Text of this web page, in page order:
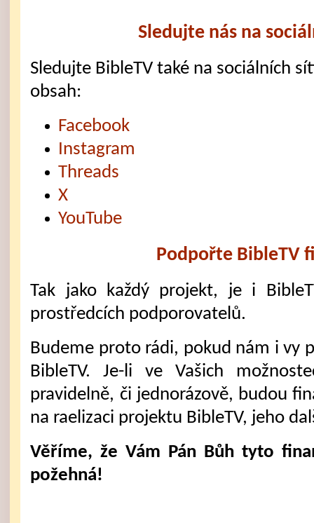
Sledujte nás na
Sledujte BibleTV také na sociálních
obsah:
Facebook
Instagram
Threads
X
YouTube
Podpořte BibleTV
Tak jako každý projekt, je i
prostředcích podporovatelů.
Budeme proto rádi, pokud nám i vy
BibleTV. Je-li ve Vašich
pravidelně, či jednorázově, budou
na raelizaci projektu BibleTV, jeho
Věříme, že Vám Pán Bůh tyto
požehná!